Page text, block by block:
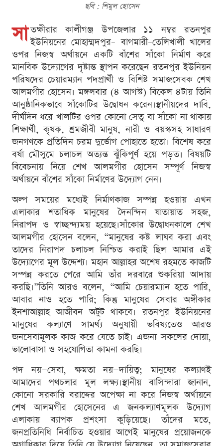
ছবি : শিমুল হোসেন
সা তক্ষীরার কালীগঞ্জ উপজেলার ১১ নম্বর রতনপুর
ইউনিয়নের মোহাম্মদপুর– বাগমারী–তেলিখালী খালের
ওপর নিজস্ব অর্থায়নে একটি বাঁশের সাঁকো নির্মাণ করে
মানবিক উদ্যোগের দৃষ্টান্ত স্থাপন করেছেন রতনপুর ইউনিয়ন
পরিষদের চেয়ারম্যান পদপ্রার্থী ও বিশিষ্ট সমাজসেবক শেখ
আলমগীর হোসেন। মঙ্গলবার (৪ আগস্ট) বিকেল ৪টায় তিনি
আনুষ্ঠানিকভাবে সাঁকোটির উদ্বোধন করেন।স্থানীয়দের দাবি,
দীর্ঘদিন ধরে খালটির ওপর কোনো সেতু বা সাঁকো না থাকায়
শিক্ষার্থী, কৃষক, শ্রমজীবী মানুষ, নারী ও বয়স্কসহ সাধারণ
জনগণকে প্রতিদিন চরম দুর্ভোগ পোহাতে হতো। বিশেষ করে
বর্ষা মৌসুমে চলাচল অত্যন্ত ঝুঁকিপূর্ণ হয়ে পড়ত। বিষয়টি
বিবেচনায় নিয়ে শেখ আলমগীর হোসেন সম্পূর্ণ নিজস্ব
অর্থায়নে বাঁশের সাঁকো নির্মাণের উদ্যোগ নেন।
অল্প সময়ের মধ্যেই নির্মাণকাজ সম্পন্ন হওয়ায় এখন
এলাকার শতাধিক মানুষের দৈনন্দিন যাতায়াত সহজ,
নিরাপদ ও স্বাচ্ছন্দ্যময় হয়েছে।সাঁকোর উদ্বোধনকালে শেখ
আলমগীর হোসেন বলেন, “মানুষের কষ্ট লাঘব করা এবং
তাদের নিরাপদ চলাচল নিশ্চিত করাই ছিল আমার এই
উদ্যোগের মূল উদ্দেশ্য। মহান আল্লাহর অশেষ রহমতে কাজটি
সম্পন্ন করতে পেরে আমি তাঁর দরবারে শুকরিয়া আদায়
করছি।”তিনি আরও বলেন, “আমি চেয়ারম্যান হতে পারি,
আবার নাও হতে পারি; কিন্তু মানুষের সেবার অঙ্গীকার
ইনশাআল্লাহ আজীবন অটুট থাকবে। রতনপুর ইউনিয়নের
মানুষের কল্যাণে সামর্থ্য অনুযায়ী ভবিষ্যতেও আরও
জনসেবামূলক কাজ করে যেতে চাই। এজন্য সকলের দোয়া,
ভালোবাসা ও সহযোগিতা কামনা করছি।
পদ নয়—সেবা, ক্ষমতা নয়—দায়িত্ব; মানুষের কল্যাণই
আমাদের পথচলার মূল লক্ষ্য।স্থানীয় বাসিন্দারা জানান,
কোনো সরকারি বরাদ্দের অপেক্ষা না করে নিজস্ব অর্থায়নে
শেখ আলমগীর হোসেনের এ জনকল্যাণমূলক উদ্যোগ
এলাকায় ব্যাপক প্রশংসা কুড়িয়েছে। তাঁদের মতে,
জনপ্রতিনিধি নির্বাচিত হওয়ার আগেই মানুষের প্রয়োজনকে